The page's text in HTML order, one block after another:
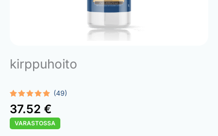
kirppuhoito
Rated 5.00
out of 5
based on
49
customer
ratings
(49)
37.52 €
VARASTOSSA